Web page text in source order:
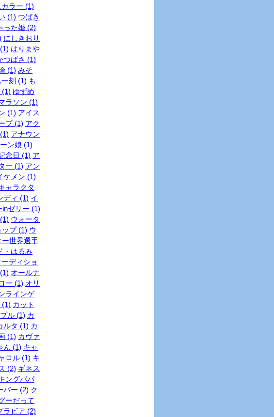
ラー (1)
(1) つばき
った婚 (2)
にしきおり
はりまや
つばさ (1)
(1) みそ
刻 (1) も
ゆずめ
ラソン (1)
(1) アイス
プ (1) アク
アナウン
ン娘 (1)
念日 (1) ア
ー (1) アン
ケメン (1)
ャラクタ
ディ (1) イ
inゼリー (1)
ウォータ
プ (1) ウ
ー世界選手
・はるみ
ーディショ
オールナ
ー (1) オリ
ラインゲ
(1) カット
ル (1) カ
ルタ (1) カ
(1) カヴァ
ん (1) キャ
ロル (1) キ
(2) ギネス
ングパパ
バー (2) ク
ーだって
ラビア (2)